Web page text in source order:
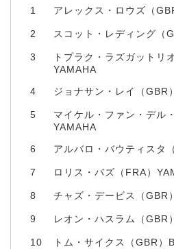
1 アレックス・ロウズ（
2 スコット・レディング（
3
トプラク・ラズガットリ
YAMAHA
4 ジョナサン・レイ（GBR
5
マイケル・ファン・デル
YAMAHA
6 アルバロ・バウティスタ
7 ロリス・バズ（FRA）
8 チャズ・デービス（GBR
9 レオン・ハスラム（GBR
10 トム・サイクス（GBR）